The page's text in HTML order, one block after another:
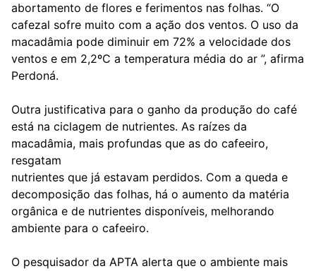
abortamento de flores e ferimentos nas folhas. “O
cafezal sofre muito com a ação dos ventos. O uso da
macadâmia pode diminuir em 72% a velocidade dos
ventos e em 2,2ºC a temperatura média do ar ”, afirma
Perdoná.
Outra justificativa para o ganho da produção do café
está na ciclagem de nutrientes. As raízes da
macadâmia, mais profundas que as do cafeeiro,
resgatam
nutrientes que já estavam perdidos. Com a queda e
decomposição das folhas, há o aumento da matéria
orgânica e de nutrientes disponíveis, melhorando
ambiente para o cafeeiro.
O pesquisador da APTA alerta que o ambiente mais